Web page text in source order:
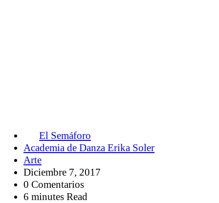
El Semáforo
Academia de Danza Erika Soler
Arte
Diciembre 7, 2017
0 Comentarios
6 minutes Read